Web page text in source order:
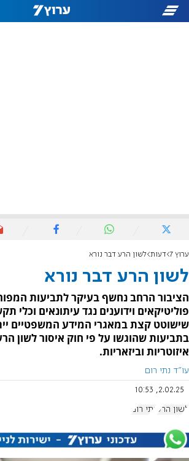
ערוץ 7 דעות לשון הרע דבר נורא
לשון הרע דבר נורא
הציבור הרחב נחשף בעיקר לתביעות
פוליטיקאים וידוענים נגד עיתונאים וכלי
שישוטט קצת במאגרי המידע המשפטיים
בתביעות שהוגשו על פי חוק איסור לשון
איזוטריות וביזאריות.
עו"ד נתי רום
2.02.25, 10:53
לשון הרע נתי רום